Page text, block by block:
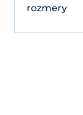
rozmery